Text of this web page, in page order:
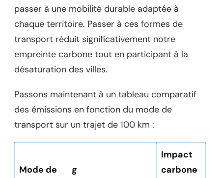
passer à une mobilité durable adaptée à
chaque territoire. Passer à ces formes de
transport réduit significativement notre
empreinte carbone tout en participant à la
désaturation des villes.
Passons maintenant à un tableau comparatif
des émissions en fonction du mode de
transport sur un trajet de 100 km :
Mode de
g
Impact
carbone